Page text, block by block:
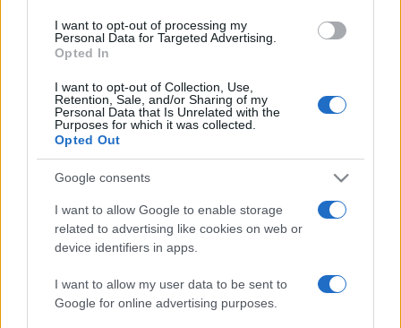
I want to opt-out of processing my
Personal Data for Targeted Advertising.
Opted In
I want to opt-out of Collection, Use,
Retention, Sale, and/or Sharing of my
Personal Data that Is Unrelated with the
Purposes for which it was collected.
Opted Out
Google consents
I want to allow Google to enable storage
related to advertising like cookies on web or
device identifiers in apps.
I want to allow my user data to be sent to
Google for online advertising purposes.
EZ IS ÉRDEKELHETI
POPKULT
El akarta árvereztetni Elvis Presley
egykori birtokát, de pórul járt vele
Elvis Presley családja elleni csalás miatt tartóztattak le egy
nőt a hatóságok, aki a néhai énekes családi birtokára,
Gracelandre akart kényszerárverést elrendeltetni.
ROCKTÖRTÉNET